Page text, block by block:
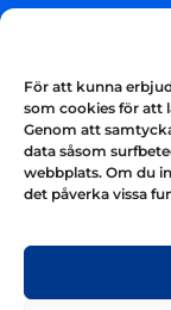
För att kunna
som cookies för att
Genom att
data såsom
webbplats. Om du
det påverka vissa
Teknik &
Varumärken
Akvarium &
Nyhetsbrev